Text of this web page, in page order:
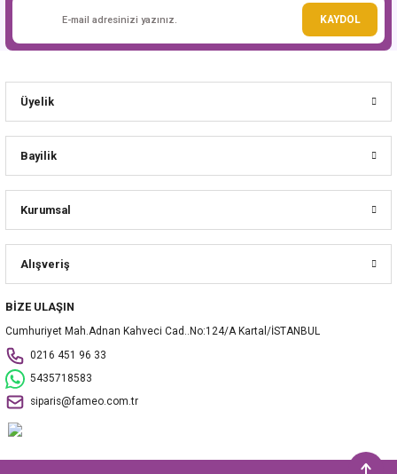
KAYDOL
Üyelik
Bayilik
Kurumsal
Alışveriş
BİZE ULAŞIN
Cumhuriyet Mah.Adnan Kahveci Cad..No:124/A Kartal/İSTANBUL
0216 451 96 33
5435718583
siparis@fameo.com.tr